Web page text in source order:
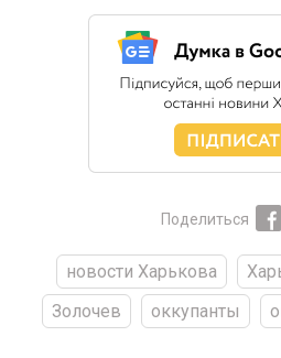
Поделиться
новости Харькова
Золочев
оккупанты